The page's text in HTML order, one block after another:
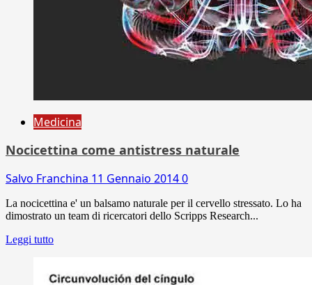
Medicina
Nocicettina come antistress naturale
Salvo Franchina 11 Gennaio 20140
La nocicettina e' un balsamo naturale per il cervello stressato. Lo ha
dimostrato un team di ricercatori dello Scripps Research...
Leggi tutto